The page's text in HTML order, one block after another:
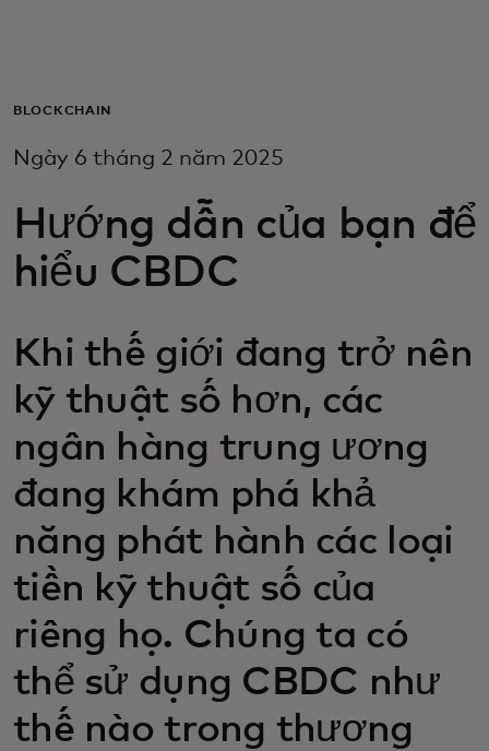
Dành cho doanh nghiệp
Dành cho nhà đổi mới
Tin tức và xu hướng
BLOCKCHAIN
Ngày 6 tháng 2 năm 2025
Hướng dẫn của bạn để
hiểu CBDC
Khi thế giới đang trở nên
kỹ thuật số hơn, các
ngân hàng trung ương
đang khám phá khả
năng phát hành các loại
tiền kỹ thuật số của
riêng họ. Chúng ta có
thể sử dụng CBDC như
thế nào trong thương